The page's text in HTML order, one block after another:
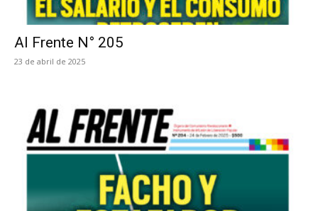
Al Frente N° 205
23 de abril de 2025